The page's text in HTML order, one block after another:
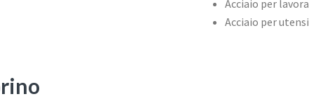
Acciaio per
Acciaio per